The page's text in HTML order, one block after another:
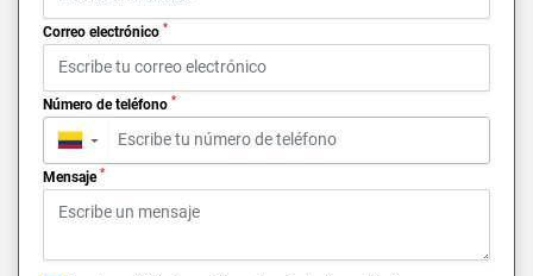
Correo electrónico *
Número de teléfono *
▼
Mensaje *